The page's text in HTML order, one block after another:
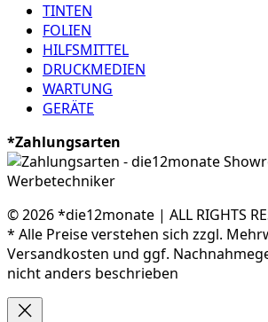
TINTEN
FOLIEN
HILFSMITTEL
DRUCKMEDIEN
WARTUNG
GERÄTE
*Zahlungsarten
© 2026 *die12monate | ALL RIGHTS
* Alle Preise verstehen sich zzgl.
Versandkosten und ggf.
nicht anders beschrieben